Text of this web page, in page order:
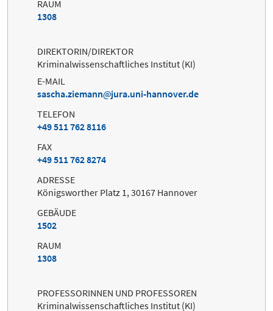
RAUM
1308
DIREKTORIN/DIREKTOR
Kriminalwissenschaftliches Institut (KI)
E-MAIL
sascha.ziemann
jura.uni-hannover.de
TELEFON
+49 511 762 8116
FAX
+49 511 762 8274
ADRESSE
Königsworther Platz 1, 30167 Hannover
GEBÄUDE
1502
RAUM
1308
PROFESSORINNEN UND PROFESSOREN
Kriminalwissenschaftliches Institut (KI)